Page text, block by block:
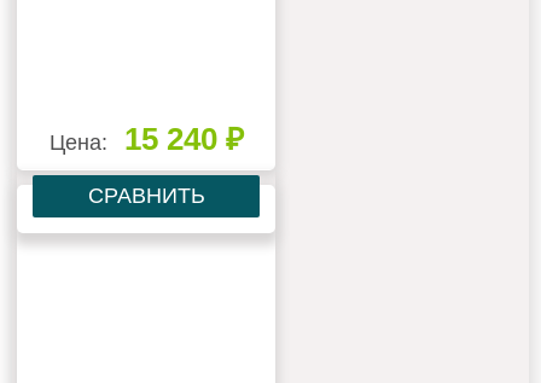
Цена: 15 240 ₽
СРАВНИТЬ